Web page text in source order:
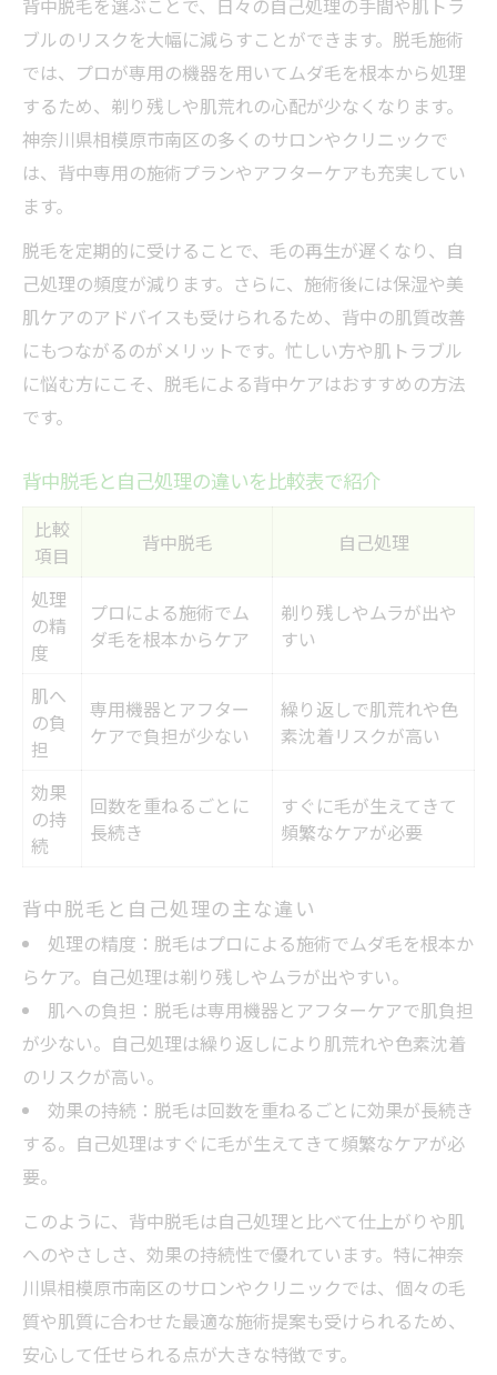
背中脱毛を選ぶことで、日々の自己処理の手間や肌トラ
ブルのリスクを大幅に減らすことができます。脱毛施術
では、プロが専用の機器を用いてムダ毛を根本から処理
するため、剃り残しや肌荒れの心配が少なくなります。
神奈川県相模原市南区の多くのサロンやクリニックで
は、背中専用の施術プランやアフターケアも充実してい
ます。
脱毛を定期的に受けることで、毛の再生が遅くなり、自
己処理の頻度が減ります。さらに、施術後には保湿や美
肌ケアのアドバイスも受けられるため、背中の肌質改善
にもつながるのがメリットです。忙しい方や肌トラブル
に悩む方にこそ、脱毛による背中ケアはおすすめの方法
です。
背中脱毛と自己処理の違いを比較表で紹介
比較
項目
背中脱毛 自己処理
処理
の精
度
プロによる施術でム
ダ毛を根本からケア
剃り残しやムラが出や
すい
肌へ
の負
担
専用機器とアフター
ケアで負担が少ない
繰り返しで肌荒れや色
素沈着リスクが高い
効果
の持
続
回数を重ねるごとに
長続き
すぐに毛が生えてきて
頻繁なケアが必要
背中脱毛と自己処理の主な違い
処理の精度：脱毛はプロによる施術でムダ毛を根本か
らケア。自己処理は剃り残しやムラが出やすい。
肌への負担：脱毛は専用機器とアフターケアで肌負担
が少ない。自己処理は繰り返しにより肌荒れや色素沈着
のリスクが高い。
効果の持続：脱毛は回数を重ねるごとに効果が長続き
する。自己処理はすぐに毛が生えてきて頻繁なケアが必
要。
このように、背中脱毛は自己処理と比べて仕上がりや肌
へのやさしさ、効果の持続性で優れています。特に神奈
川県相模原市南区のサロンやクリニックでは、個々の毛
質や肌質に合わせた最適な施術提案も受けられるため、
安心して任せられる点が大きな特徴です。